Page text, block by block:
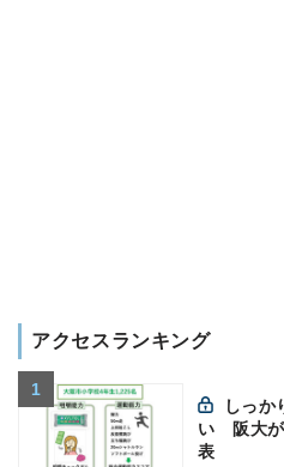
アクセスランキング
い 阪大が
表